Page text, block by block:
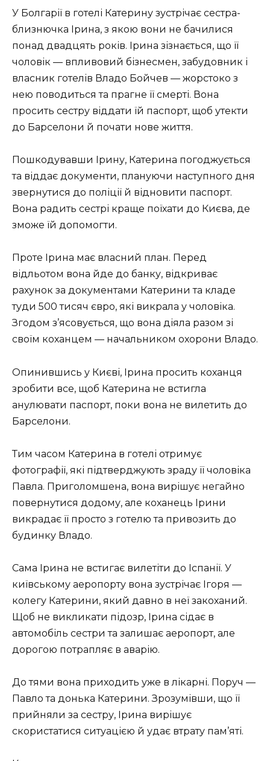
У Болгарії в готелі Катерину зустрічає сестра-
близнючка Ірина, з якою вони не бачилися
понад двадцять років. Ірина зізнається, що її
чоловік — впливовий бізнесмен, забудовник і
власник готелів Владо Бойчев — жорстоко з
нею поводиться та прагне її смерті. Вона
просить сестру віддати їй паспорт, щоб утекти
до Барселони й почати нове життя.
Пошкодувавши Ірину, Катерина погоджується
та віддає документи, плануючи наступного дня
звернутися до поліції й відновити паспорт.
Вона радить сестрі краще поїхати до Києва, де
зможе їй допомогти.
Проте Ірина має власний план. Перед
відльотом вона йде до банку, відкриває
рахунок за документами Катерини та кладе
туди 500 тисяч євро, які викрала у чоловіка.
Згодом з’ясовується, що вона діяла разом зі
своїм коханцем — начальником охорони Владо.
Опинившись у Києві, Ірина просить коханця
зробити все, щоб Катерина не встигла
анулювати паспорт, поки вона не вилетить до
Барселони.
Тим часом Катерина в готелі отримує
фотографії, які підтверджують зраду її чоловіка
Павла. Приголомшена, вона вирішує негайно
повернутися додому, але коханець Ірини
викрадає її просто з готелю та привозить до
будинку Владо.
Сама Ірина не встигає вилетіти до Іспанії. У
київському аеропорту вона зустрічає Ігоря —
колегу Катерини, який давно в неї закоханий.
Щоб не викликати підозр, Ірина сідає в
автомобіль сестри та залишає аеропорт, але
дорогою потрапляє в аварію.
До тями вона приходить уже в лікарні. Поруч —
Павло та донька Катерини. Зрозумівши, що її
прийняли за сестру, Ірина вирішує
скористатися ситуацією й удає втрату пам’яті.